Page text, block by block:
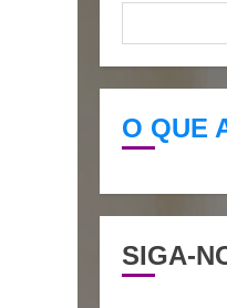
O QUE
SIGA-